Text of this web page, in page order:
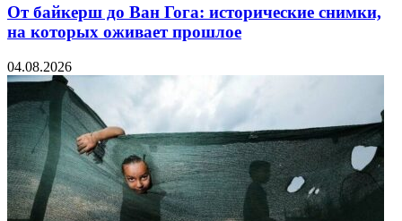
От байкерш до Ван Гога: исторические снимки,
на которых оживает прошлое
04.08.2026